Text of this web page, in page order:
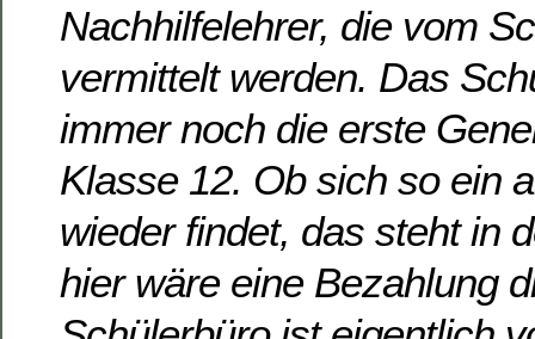
Nachhilfelehrer, die vom
vermittelt werden. Das
immer noch die erste
Klasse 12. Ob sich so ein
wieder findet, das steht in
hier wäre eine Bezahlung